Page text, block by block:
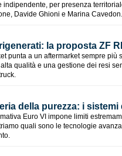
indipendente, per presenza
Davide Ghioni e Marina Cavedon.
la proposta ZF
punta a un aftermarket sempre
qualità e una gestione dei resi
della purezza: i
Euro VI impone limiti
quali sono le tecnologie